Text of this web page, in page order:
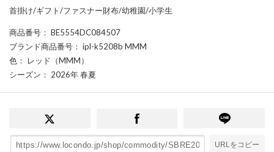
首掛け/ギフト/ファスナー財布/幼稚園/小学生
商品番号 ： BE5554DC084507
ブランド商品番号 ： ipl-k5208b MMM
色 ： レッド（MMM）
シーズン ： 2026年 春夏
URLをコピー